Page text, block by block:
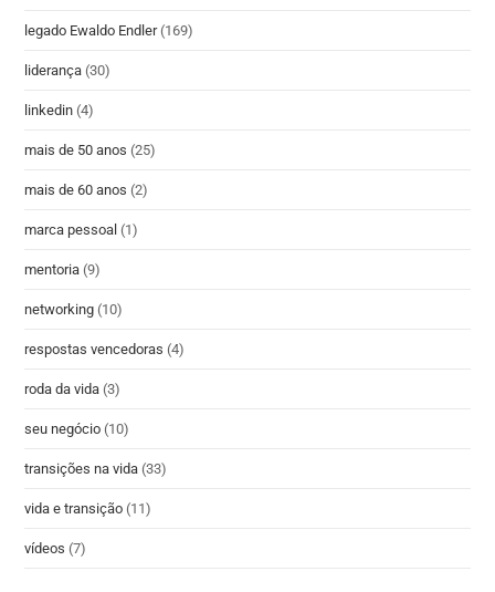
legado Ewaldo Endler (169)
liderança (30)
linkedin (4)
mais de 50 anos (25)
mais de 60 anos (2)
marca pessoal (1)
mentoria (9)
networking (10)
respostas vencedoras (4)
roda da vida (3)
seu negócio (10)
transições na vida (33)
vida e transição (11)
vídeos (7)